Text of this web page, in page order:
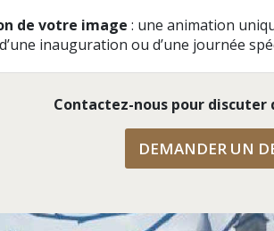
de votre image : une animation
inauguration ou d’une journée
Contactez-nous pour
DEMANDER UN